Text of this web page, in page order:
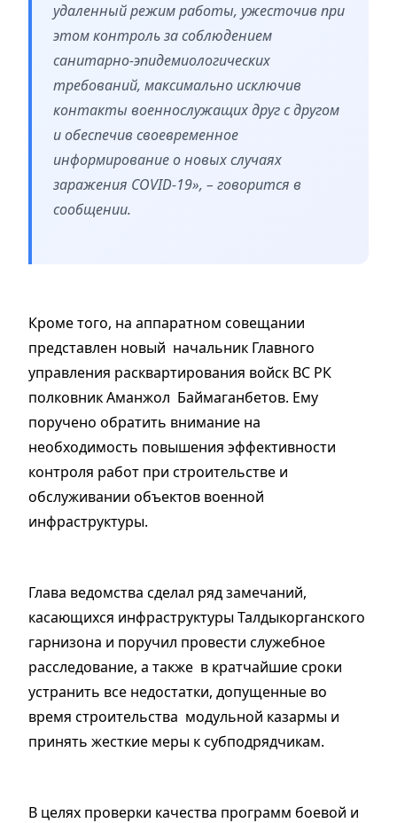
удаленный режим работы, ужесточив при
этом контроль за соблюдением
санитарно-эпидемиологических
требований, максимально исключив
контакты военнослужащих друг с другом
и обеспечив своевременное
информирование о новых случаях
заражения COVID-19», – говорится в
сообщении.
Кроме того, на аппаратном совещании
представлен новый начальник Главного
управления расквартирования войск ВС РК
полковник Аманжол Баймаганбетов. Ему
поручено обратить внимание на
необходимость повышения эффективности
контроля работ при строительстве и
обслуживании объектов военной
инфраструктуры.
Глава ведомства сделал ряд замечаний,
касающихся инфраструктуры Талдыкорганского
гарнизона и поручил провести служебное
расследование, а также в кратчайшие сроки
устранить все недостатки, допущенные во
время строительства модульной казармы и
принять жесткие меры к субподрядчикам.
В целях проверки качества программ боевой и